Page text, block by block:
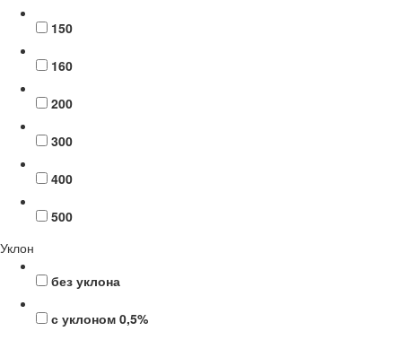
150
160
200
300
400
500
Уклон
без уклона
с уклоном 0,5%